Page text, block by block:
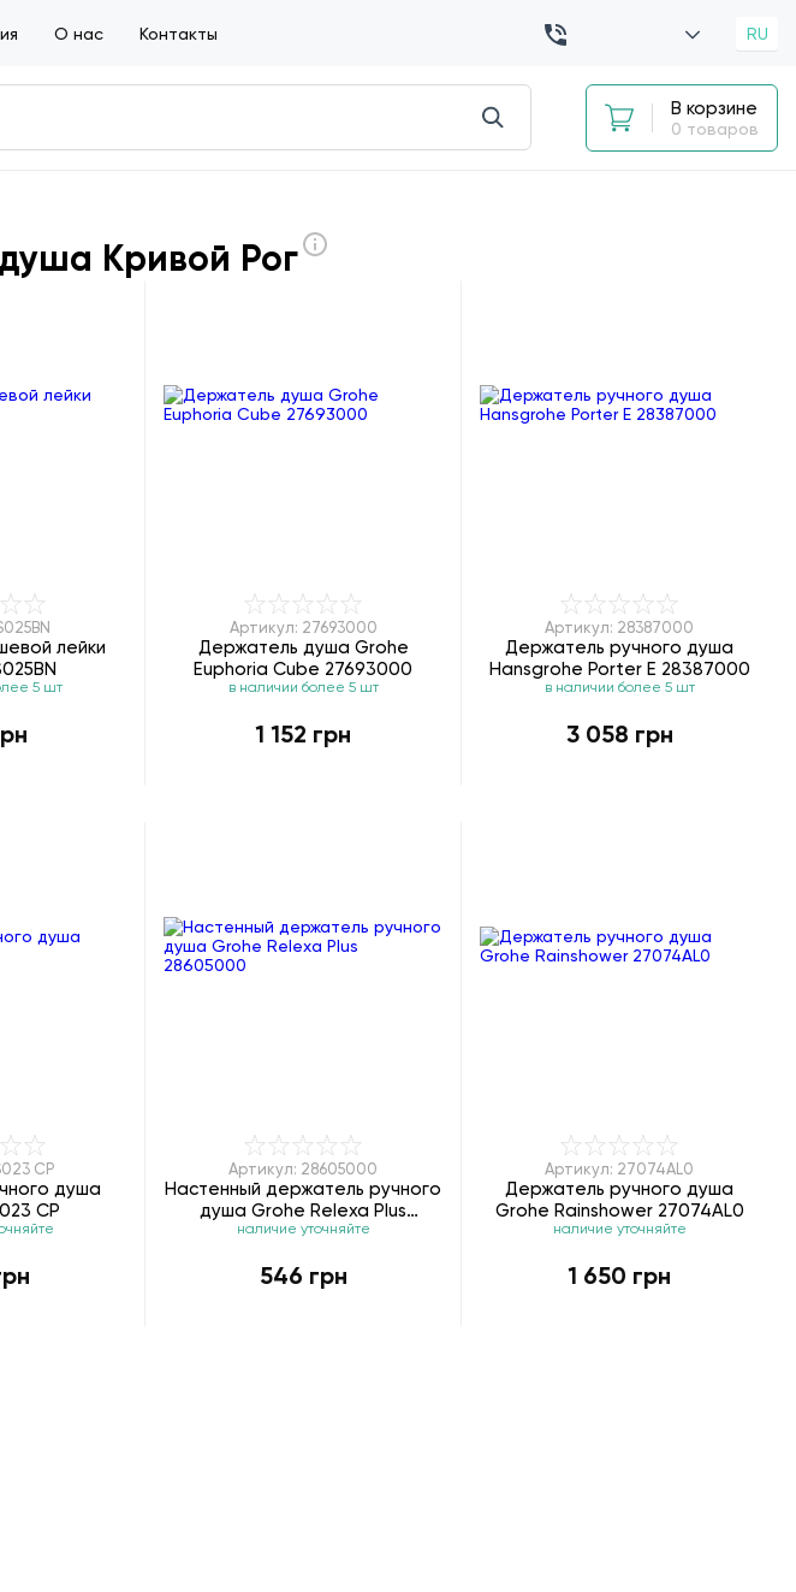
О нас Контакты RU
В корзине
0 товаров
Кривой Рог
лейки
5 шт
Артикул: 27693000
Держатель душа Grohe
Euphoria Cube 27693000
в наличии более 5 шт
1 152 грн
Артикул: 28387000
Держатель ручного душа
Hansgrohe Porter E 28387000
в наличии более 5 шт
3 058 грн
CP
душа
CP
Артикул: 28605000
Настенный держатель ручного
душа Grohe Relexa Plus
28605000
наличие уточняйте
546 грн
Артикул: 27074AL0
Держатель ручного душа
Grohe Rainshower 27074AL0
наличие уточняйте
1 650 грн